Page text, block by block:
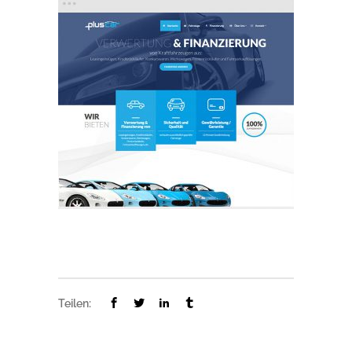
Teilen: